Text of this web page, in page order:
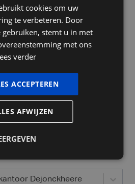
Dejonckheere
cookies om uw
te verbeteren. Door
gebruiken, stemt u in met
met ons
verder
ACCEPTEREN
AFWIJZEN